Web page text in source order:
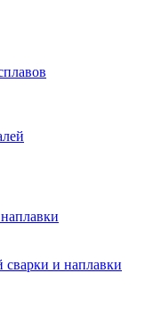
и наплавки